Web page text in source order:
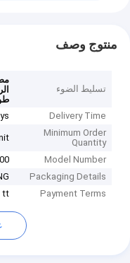
منتوج وصف
تسليط الضوء
Delivery Time
Minimum Order
Quantity
Model Number
Packaging Details
Payment Terms
tt